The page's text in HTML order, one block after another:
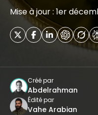
Mise à jour : 1er
Créé par
Abdelrahman
Édité par
Vahe Arabian